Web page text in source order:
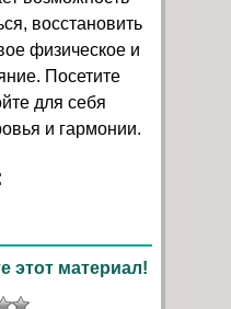
восстановить
физическое и
Посетите
для себя
и гармонии.
этот материал!